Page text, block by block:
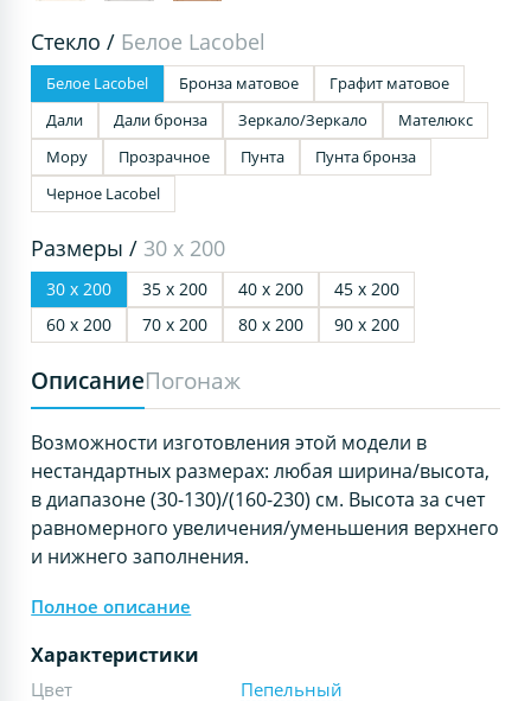
Стекло / Белое Lacobel
Белое Lacobel Бронза матовое
Графит матовое
Дали
Дали бронза Зеркало/Зеркало
Мателюкс
Мору
Прозрачное Пунта
Пунта бронза
Черное Lacobel
Размеры / 30 х 200
30 х 200 35 х 200 40 х 200
45 х 200
60 х 200
70 х 200 80 х 200 90 х 200
ОписаниеПогонаж
Возможности изготовления этой модели в
нестандартных размерах: любая ширина/высота,
в диапазоне (30-130)/(160-230) см. Высота за счет
равномерного увеличения/уменьшения верхнего
и нижнего заполнения.
Полное описание
Характеристики
Цвет Пепельный